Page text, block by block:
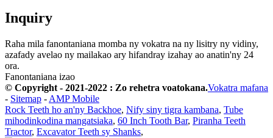
Inquiry
Raha mila fanontaniana momba ny vokatra na ny lisitry ny vidiny,
azafady avelao ny mailakao ary hifandray izahay ao anatin'ny 24
ora.
Fanontaniana izao
© Copyright - 2021-2022 : Zo rehetra voatokana.Vokatra mafana
- Sitemap - AMP Mobile
Rock Teeth ho an'ny Backhoe, Nify siny tigra kambana, Tube
mihodinkodina mangatsiaka, 60 Inch Tooth Bar, Piranha Teeth
Tractor, Excavator Teeth sy Shanks,